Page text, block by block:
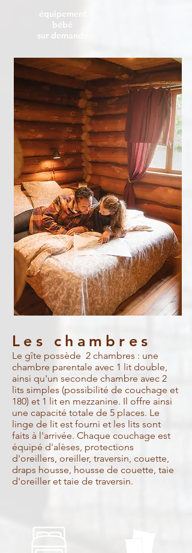
équipement
bébé
sur demande
Les chambres
Le gîte possède 2 chambres : une
chambre parentale avec 1 lit double,
ainsi qu'un seconde chambre avec 2
lits simples (possibilité de couchage et
180) et 1 lit en mezzanine. Il offre ainsi
une capacité totale de 5 places. Le
linge de lit est fourni et les lits sont
faits à l'arrivée. Chaque couchage est
équipé d'alèses, protections
d'oreillers, oreiller, traversin, couette,
draps housse, housse de couette, taie
d'oreiller et taie de traversin.